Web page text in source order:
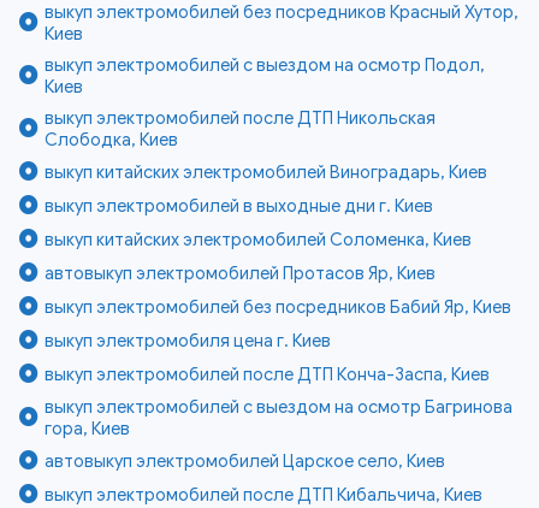
выкуп электромобилей без посредников Красный Хутор,
Киев
выкуп электромобилей с выездом на осмотр Подол,
Киев
выкуп электромобилей после ДТП Никольская
Слободка, Киев
выкуп китайских электромобилей Виноградарь, Киев
выкуп электромобилей в выходные дни г. Киев
выкуп китайских электромобилей Соломенка, Киев
автовыкуп электромобилей Протасов Яр, Киев
выкуп электромобилей без посредников Бабий Яр, Киев
выкуп электромобиля цена г. Киев
выкуп электромобилей после ДТП Конча-Заспа, Киев
выкуп электромобилей с выездом на осмотр Багринова
гора, Киев
автовыкуп электромобилей Царское село, Киев
выкуп электромобилей после ДТП Кибальчича, Киев